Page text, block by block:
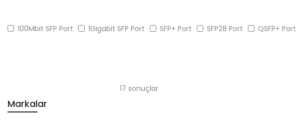
100Mbit SFP Port 1Gigabit SFP Port SFP+ Port SFP28 Port QSFP+ Port
Markalar
17 sonuçlar